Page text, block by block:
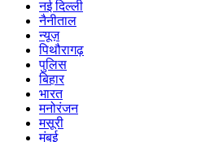
नई दिल्ली
नैनीताल
न्यूज़
पिथौरागढ़
पुलिस
बिहार
भारत
मनोरंजन
मसूरी
मुंबई